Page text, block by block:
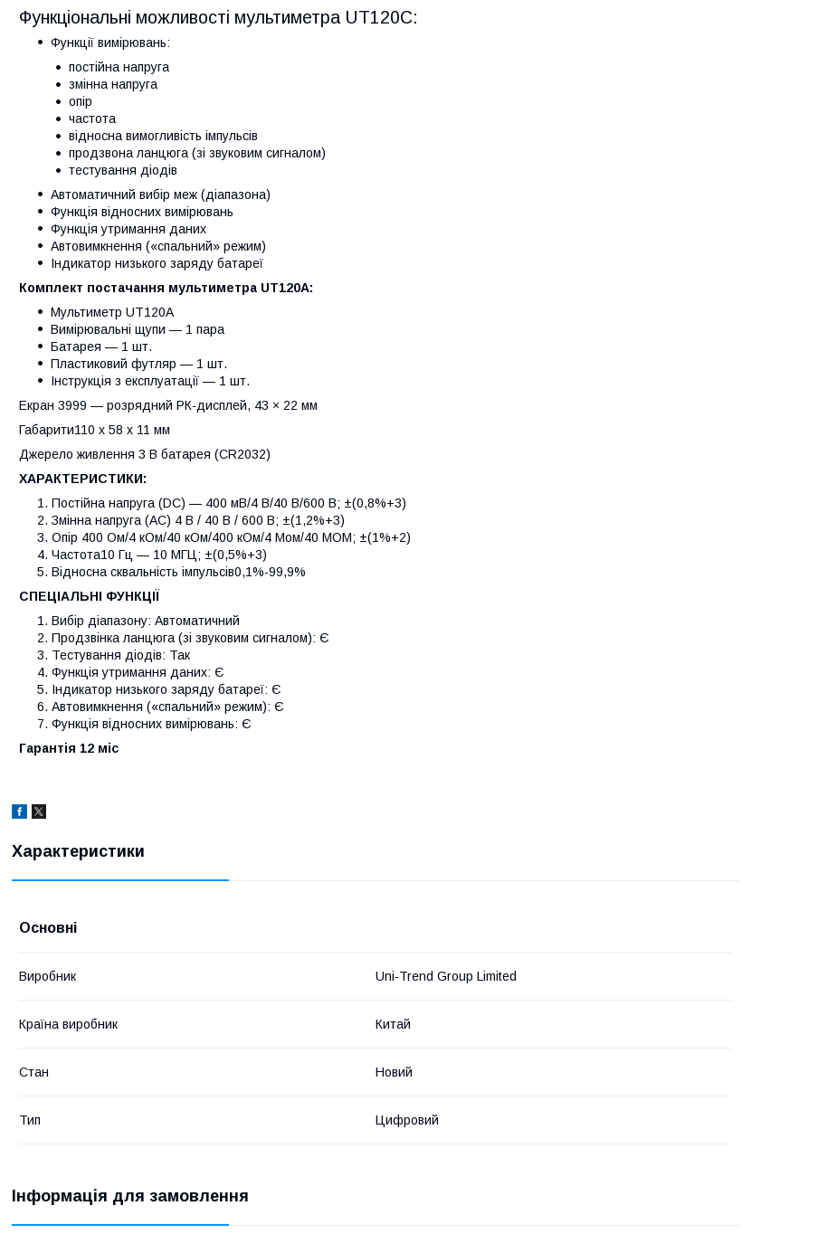
Функціональні можливості мультиметра UT120C:
Функції вимірювань:
постійна напруга
змінна напруга
опір
частота
відносна вимогливість імпульсів
продзвона ланцюга (зі звуковим сигналом)
тестування діодів
Автоматичний вибір меж (діапазона)
Функція відносних вимірювань
Функція утримання даних
Автовимкнення («спальний» режим)
Індикатор низького заряду батареї
Комплект постачання мультиметра UT120A:
Мультиметр UT120A
Вимірювальні щупи — 1 пара
Батарея — 1 шт.
Пластиковий футляр — 1 шт.
Інструкція з експлуатації — 1 шт.
Екран 3999 — розрядний РК-дисплей, 43 × 22 мм
Габарити110 x 58 x 11 мм
Джерело живлення 3 В батарея (CR2032)
ХАРАКТЕРИСТИКИ:
Постійна напруга (DC) — 400 мВ/4 В/40 В/600 В; ±(0,8%+3)
Змінна напруга (AC) 4 В / 40 В / 600 В; ±(1,2%+3)
Опір 400 Ом/4 кОм/40 кОм/400 кОм/4 Мом/40 МОМ; ±(1%+2)
Частота10 Гц — 10 МГЦ; ±(0,5%+3)
Відносна сквальність імпульсів0,1%-99,9%
СПЕЦІАЛЬНІ ФУНКЦІЇ
Вибір діапазону: Автоматичний
Продзвінка ланцюга (зі звуковим сигналом): Є
Тестування діодів: Так
Функція утримання даних: Є
Індикатор низького заряду батареї: Є
Автовимкнення («спальний» режим): Є
Функція відносних вимірювань: Є
Гарантія 12 міс
Характеристики
Основні
Виробник Uni-Trend Group Limited
Країна виробник Китай
Стан Новий
Тип Цифровий
Інформація для замовлення